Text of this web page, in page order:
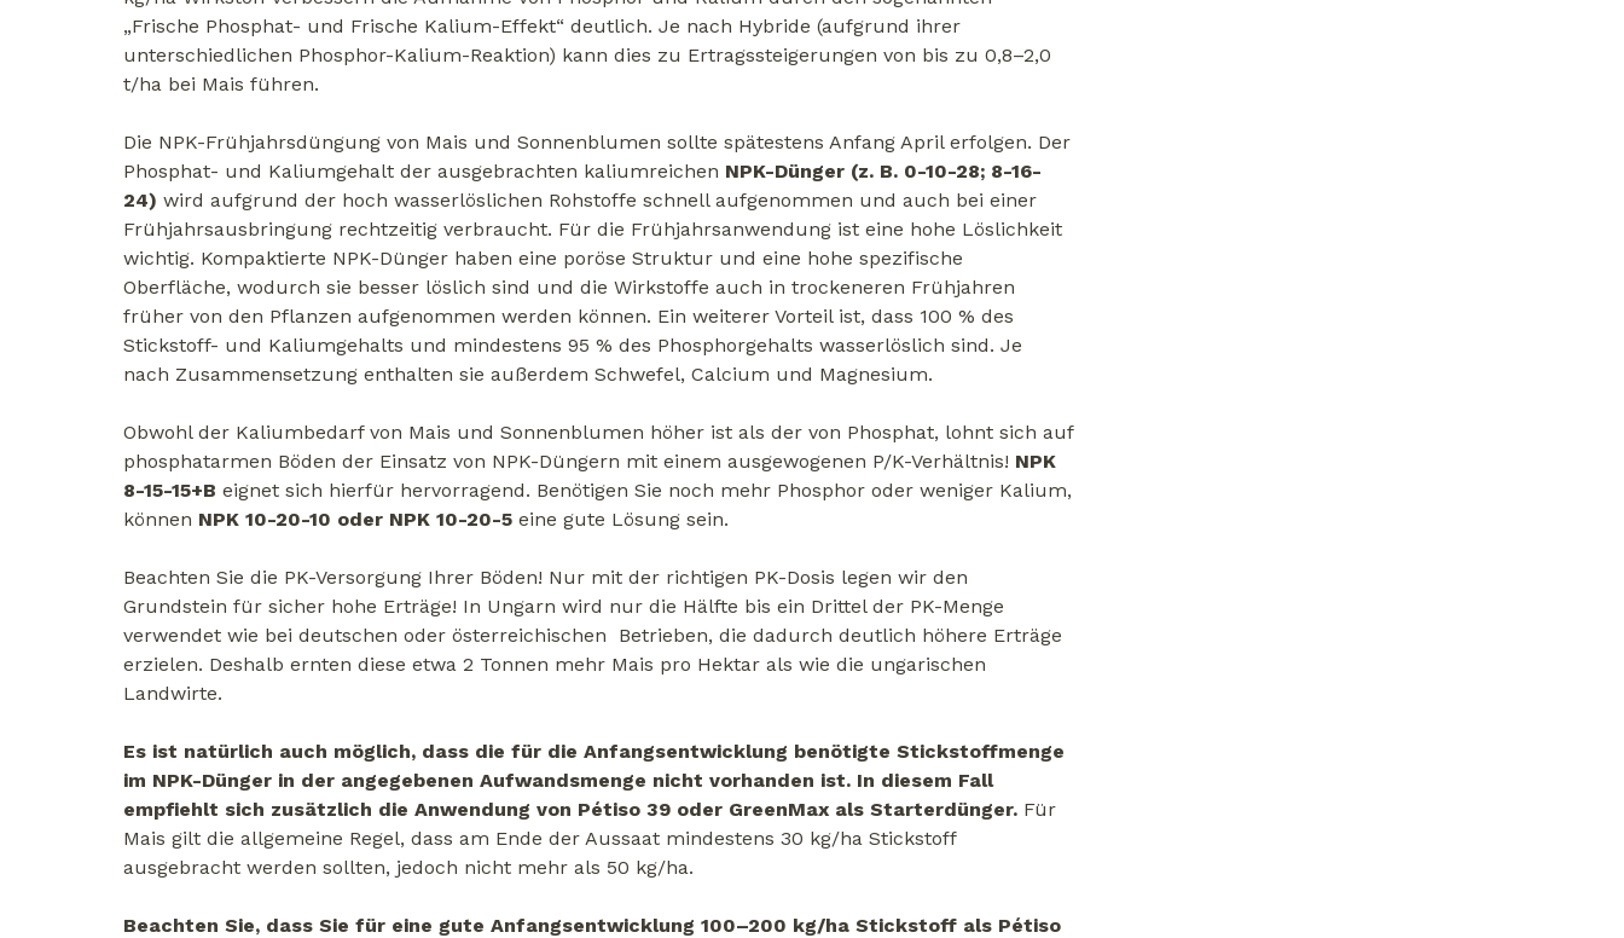
„Frische Phosphat- und Frische Kalium-Effekt“ deutlich. Je nach Hybride (aufgrund ihrer
unterschiedlichen Phosphor-Kalium-Reaktion) kann dies zu Ertragssteigerungen von bis zu 0,8–2,0
t/ha bei Mais führen.
Die NPK-Frühjahrsdüngung von Mais und Sonnenblumen sollte spätestens Anfang April erfolgen. Der
Phosphat- und Kaliumgehalt der ausgebrachten kaliumreichen NPK-Dünger (z. B. 0-10-28; 8-16-
24) wird aufgrund der hoch wasserlöslichen Rohstoffe schnell aufgenommen und auch bei einer
Frühjahrsausbringung rechtzeitig verbraucht. Für die Frühjahrsanwendung ist eine hohe Löslichkeit
wichtig. Kompaktierte NPK-Dünger haben eine poröse Struktur und eine hohe spezifische
Oberfläche, wodurch sie besser löslich sind und die Wirkstoffe auch in trockeneren Frühjahren
früher von den Pflanzen aufgenommen werden können. Ein weiterer Vorteil ist, dass 100 % des
Stickstoff- und Kaliumgehalts und mindestens 95 % des Phosphorgehalts wasserlöslich sind. Je
nach Zusammensetzung enthalten sie außerdem Schwefel, Calcium und Magnesium.
Obwohl der Kaliumbedarf von Mais und Sonnenblumen höher ist als der von Phosphat, lohnt sich auf
phosphatarmen Böden der Einsatz von NPK-Düngern mit einem ausgewogenen P/K-Verhältnis! NPK
8-15-15+B eignet sich hierfür hervorragend. Benötigen Sie noch mehr Phosphor oder weniger Kalium,
können NPK 10-20-10 oder NPK 10-20-5 eine gute Lösung sein.
Beachten Sie die PK-Versorgung Ihrer Böden! Nur mit der richtigen PK-Dosis legen wir den
Grundstein für sicher hohe Erträge! In Ungarn wird nur die Hälfte bis ein Drittel der PK-Menge
verwendet wie bei deutschen oder österreichischen Betrieben, die dadurch deutlich höhere Erträge
erzielen. Deshalb ernten diese etwa 2 Tonnen mehr Mais pro Hektar als wie die ungarischen
Landwirte.
Es ist natürlich auch möglich, dass die für die Anfangsentwicklung benötigte Stickstoffmenge
im NPK-Dünger in der angegebenen Aufwandsmenge nicht vorhanden ist. In diesem Fall
empfiehlt sich zusätzlich die Anwendung von Pétiso 39 oder GreenMax als Starterdünger. Für
Mais gilt die allgemeine Regel, dass am Ende der Aussaat mindestens 30 kg/ha Stickstoff
ausgebracht werden sollten, jedoch nicht mehr als 50 kg/ha.
Beachten Sie, dass Sie für eine gute Anfangsentwicklung 100–200 kg/ha Stickstoff als Pétiso